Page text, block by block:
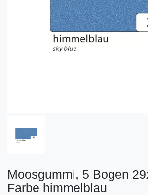
Moosgummi, 5 Bogen
Farbe himmelblau